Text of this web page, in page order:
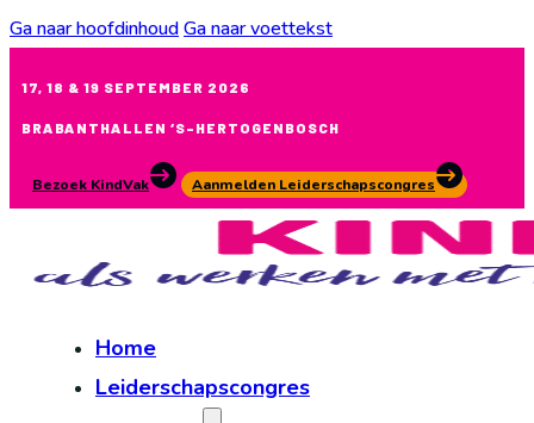
Ga naar hoofdinhoudGa naar voettekst
17, 18 & 19 SEPTEMBER 2026
BRABANTHALLEN ‘S-HERTOGENBOSCH
Bezoek KindVak Aanmelden Leiderschapscongres
Home
Leiderschapscongres